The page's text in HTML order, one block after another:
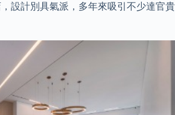
設計別具氣派，多年來​​吸引不少達官貴